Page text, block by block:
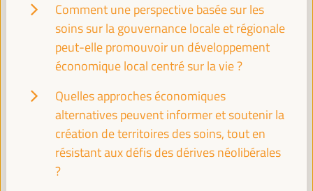
Session conjointe : Université, centres de recherche
et développement local
Événement parallèle
Sala Barcelona -11:3013:00
Adapter le développement économique local
aux pays du Sud : leçons du Bangladesh
Sala Varsovia -11:3013:00
Comment une perspective basée sur les
soins sur la gouvernance locale et régionale
peut-elle promouvoir un développement
économique local centré sur la vie ?
Quelles approches économiques
alternatives peuvent informer et soutenir la
création de territoires des soins, tout en
résistant aux défis des dérives néolibérales
?